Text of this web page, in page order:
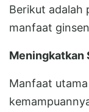
Berikut adalah
manfaat
Meningkatkan
Manfaat